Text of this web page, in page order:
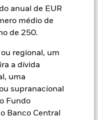
anual de EUR
médio de
de 250.
regional, um
a dívida
uma
supranacional
Fundo
Banco Central
cambial estão
no nome da categoria
uma lista completa de
cambial.
de valores
Fundo receberá 62,5%
restantes 37,5% serão
agente de empréstimos
a partilha de receitas de
aumenta os custos